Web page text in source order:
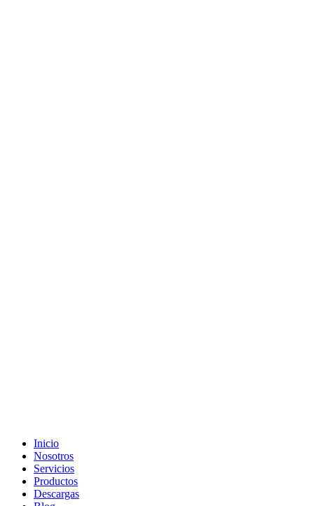
Inicio
Nosotros
Servicios
Productos
Descargas